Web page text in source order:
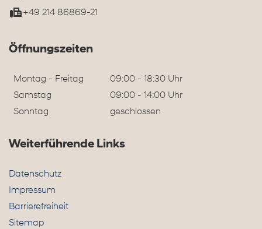
+49 214 86869-21
Öffnungszeiten
Montag - Freitag
09:00 - 18:30 Uhr
Samstag
09:00 - 14:00 Uhr
Sonntag
geschlossen
Weiterführende Links
Datenschutz
Impressum
Barrierefreiheit
Sitemap